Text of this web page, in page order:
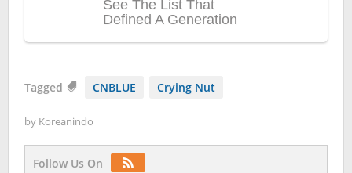
Tagged CNBLUE Crying Nut
by Koreanindo
Follow Us On